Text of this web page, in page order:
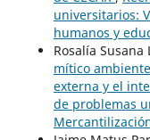
universitarios:
humanos y
Rosalía Susana
mítico
externa y el
de problemas